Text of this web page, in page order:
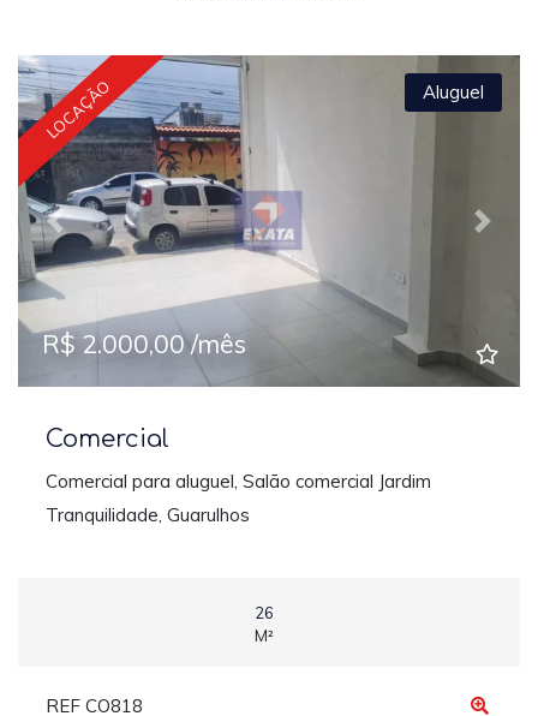
Previous Next
LOCAÇÃO Aluguel
R$ 2.000,00 /mês
Comercial
Comercial para aluguel, Salão comercial Jardim
Tranquilidade, Guarulhos
26
M²
REF CO818